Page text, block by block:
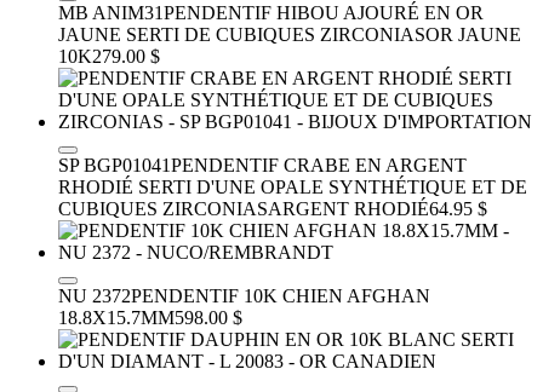
MB ANIM31PENDENTIF HIBOU AJOURÉ EN OR
JAUNE SERTI DE CUBIQUES ZIRCONIASOR JAUNE
10K279.00 $
SP BGP01041PENDENTIF CRABE EN ARGENT
RHODIÉ SERTI D'UNE OPALE SYNTHÉTIQUE ET DE
CUBIQUES ZIRCONIASARGENT RHODIÉ64.95 $
NU 2372PENDENTIF 10K CHIEN AFGHAN
18.8X15.7MM598.00 $